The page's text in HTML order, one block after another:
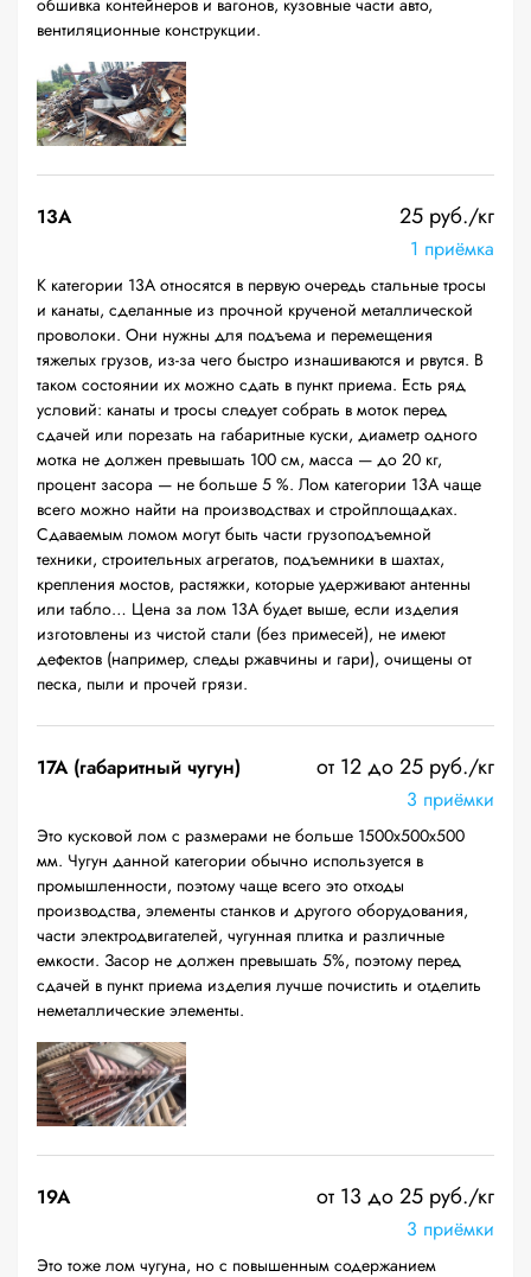
обшивка контейнеров и вагонов, кузовные части авто,
вентиляционные конструкции.
13А 25 руб./кг
1 приёмка
К категории 13А относятся в первую очередь стальные тросы
и канаты, сделанные из прочной крученой металлической
проволоки. Они нужны для подъема и перемещения
тяжелых грузов, из-за чего быстро изнашиваются и рвутся. В
таком состоянии их можно сдать в пункт приема. Есть ряд
условий: канаты и тросы следует собрать в моток перед
сдачей или порезать на габаритные куски, диаметр одного
мотка не должен превышать 100 см, масса — до 20 кг,
процент засора — не больше 5 %. Лом категории 13А чаще
всего можно найти на производствах и стройплощадках.
Сдаваемым ломом могут быть части грузоподъемной
техники, строительных агрегатов, подъемники в шахтах,
крепления мостов, растяжки, которые удерживают антенны
или табло… Цена за лом 13А будет выше, если изделия
изготовлены из чистой стали (без примесей), не имеют
дефектов (например, следы ржавчины и гари), очищены от
песка, пыли и прочей грязи.
17А (габаритный чугун) от 12 до 25 руб./кг
3 приёмки
Это кусковой лом с размерами не больше 1500х500х500
мм. Чугун данной категории обычно используется в
промышленности, поэтому чаще всего это отходы
производства, элементы станков и другого оборудования,
части электродвигателей, чугунная плитка и различные
емкости. Засор не должен превышать 5%, поэтому перед
сдачей в пункт приема изделия лучше почистить и отделить
неметаллические элементы.
19A от 13 до 25 руб./кг
3 приёмки
Это тоже лом чугуна, но с повышенным содержанием